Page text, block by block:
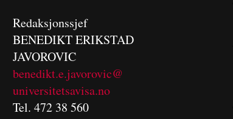
Redaksjonssjef
BENEDIKTERIKSTAD
JAVOROVIC
benedikt.e.javorovic@
universitetsavisa.no
Tel. 472 38 560